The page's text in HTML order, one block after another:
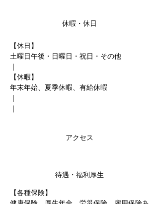
休暇・休日
【休日】
土曜日午後・日曜日・祝日・その他
｜
【休暇】
年末年始、夏季休暇、有給休暇
｜
｜
アクセス
待遇・福利厚生
【各種保険】